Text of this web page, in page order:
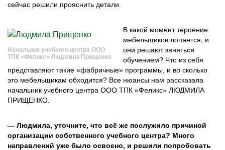
сейчас решили прояснить детали.
Начальник учебного центра ООО
ТПК «Феликс» Людмила Прищенко
В какой момент терпение
мебельщиков лопается, и
они решают заняться
обучением? Что из себя
представляют такие «фабричные» программы, и во сколько
это мебельщикам обходится? Все нюансы нам рассказала
начальник учебного центра ООО ТПК «Феликс» ЛЮДМИЛА
ПРИЩЕНКО.
— Людмила, уточните, что всё же послужило причиной
организации собственного учебного центра? Много
направлений уже было освоено, и решили попробовать